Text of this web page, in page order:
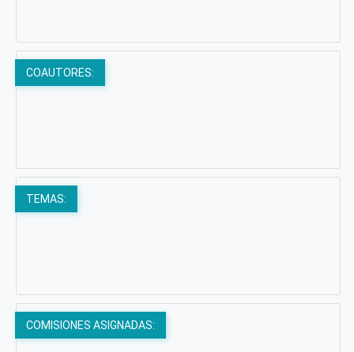
COAUTORES:
TEMAS:
COMISIONES ASIGNADAS: